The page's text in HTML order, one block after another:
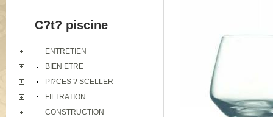
C?t? piscine
ENTRETIEN
BIEN ETRE
PI?CES ? SCELLER
FILTRATION
CONSTRUCTION